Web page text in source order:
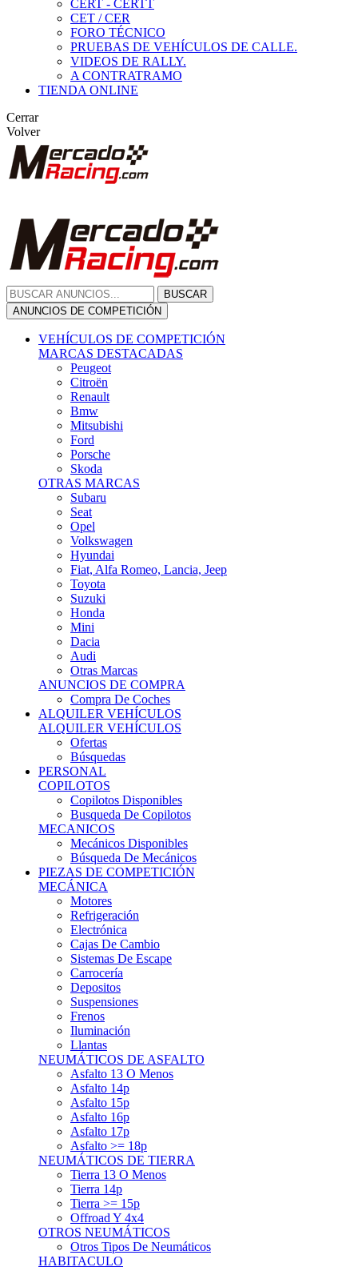
CERT - CERTT
CET / CER
FORO TÉCNICO
PRUEBAS DE VEHÍCULOS DE CALLE.
VIDEOS DE RALLY.
A CONTRATRAMO
TIENDA ONLINE
Cerrar
Volver
BUSCAR
ANUNCIOS DE COMPETICIÓN
VEHÍCULOS DE COMPETICIÓN
MARCAS DESTACADAS
Peugeot
Citroën
Renault
Bmw
Mitsubishi
Ford
Porsche
Skoda
OTRAS MARCAS
Subaru
Seat
Opel
Volkswagen
Hyundai
Fiat, Alfa Romeo, Lancia, Jeep
Toyota
Suzuki
Honda
Mini
Dacia
Audi
Otras Marcas
ANUNCIOS DE COMPRA
Compra De Coches
ALQUILER VEHÍCULOS
ALQUILER VEHÍCULOS
Ofertas
Búsquedas
PERSONAL
COPILOTOS
Copilotos Disponibles
Busqueda De Copilotos
MECANICOS
Mecánicos Disponibles
Búsqueda De Mecánicos
PIEZAS DE COMPETICIÓN
MECÁNICA
Motores
Refrigeración
Electrónica
Cajas De Cambio
Sistemas De Escape
Carrocería
Depositos
Suspensiones
Frenos
Iluminación
Llantas
NEUMÁTICOS DE ASFALTO
Asfalto 13 O Menos
Asfalto 14p
Asfalto 15p
Asfalto 16p
Asfalto 17p
Asfalto >= 18p
NEUMÁTICOS DE TIERRA
Tierra 13 O Menos
Tierra 14p
Tierra >= 15p
Offroad Y 4x4
OTROS NEUMÁTICOS
Otros Tipos De Neumáticos
HABITACULO
Asiento Baquet